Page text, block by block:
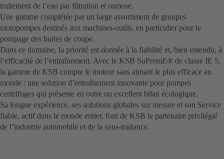
traitement de l’eau par filtration et osmose.
Une gamme complétée par un large assortiment de groupes
motopompes destinés aux machines-outils, en particulier pour le
pompage des huiles de coupe.
Dans ce domaine, la priorité est donnée à la fiabilité et, bien entendu, à
l’efficacité de l’entraînement. Avec le KSB SuPremE® de classe IE 5,
la gamme de KSB compte le moteur sans aimant le plus efficace au
monde : une solution d’entraînement innovante pour pompes
centrifuges qui présente en outre un excellent bilan écologique.
Sa longue expérience, ses solutions globales sur mesure et son Service
fiable, actif dans le monde entier, font de KSB le partenaire privilégié
de l’industrie automobile et de la sous-traitance.